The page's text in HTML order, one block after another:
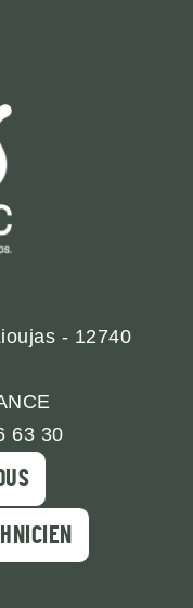
- 12740
63 30